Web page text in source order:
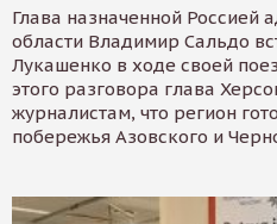
Глава назначенной Россией
области Владимир Сальдо
Лукашенко в ходе своей
этого разговора глава
журналистам, что регион
побережья Азовского и